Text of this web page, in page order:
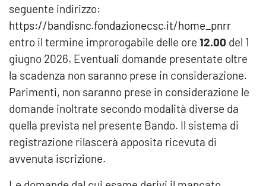
seguente indirizzo:
https://bandisnc.fondazionecsc.it/home_pnrr
entro il termine improrogabile delle ore 12.00 del 1
giugno 2026. Eventuali domande presentate oltre
la scadenza non saranno prese in considerazione.
Parimenti, non saranno prese in considerazione le
domande inoltrate secondo modalità diverse da
quella prevista nel presente Bando. Il sistema di
registrazione rilascerà apposita ricevuta di
avvenuta iscrizione.